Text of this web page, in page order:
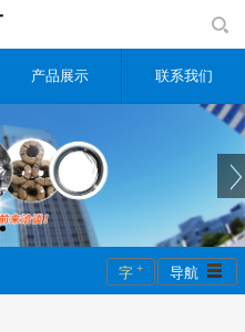
产品展示 联系我们
导航
字 +